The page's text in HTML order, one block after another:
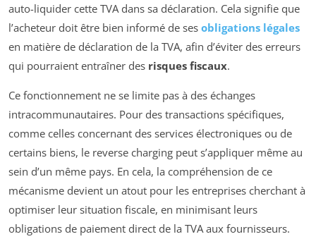
auto-liquider cette TVA dans sa déclaration. Cela signifie que
l’acheteur doit être bien informé de ses obligations légales
en matière de déclaration de la TVA, afin d’éviter des erreurs
qui pourraient entraîner des risques fiscaux.
Ce fonctionnement ne se limite pas à des échanges
intracommunautaires. Pour des transactions spécifiques,
comme celles concernant des services électroniques ou de
certains biens, le reverse charging peut s’appliquer même au
sein d’un même pays. En cela, la compréhension de ce
mécanisme devient un atout pour les entreprises cherchant à
optimiser leur situation fiscale, en minimisant leurs
obligations de paiement direct de la TVA aux fournisseurs.